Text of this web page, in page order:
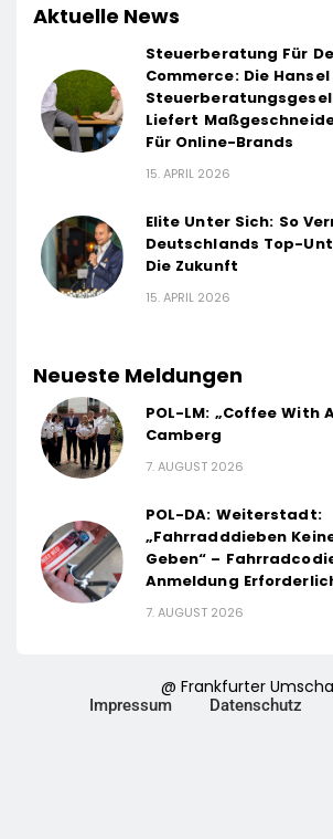
Aktuelle News
Steuerberatung Für
Commerce: Die
Liefert
Für Online-Brands
15. APRIL 2026
Elite Unter Sich: So
Deutschlands Top-
Die Zukunft
15. APRIL 2026
Neueste Meldungen
POL-LM: „Coffee With
Camberg
7. AUGUST 2026
POL-DA: Weiterstadt:
„Fahrradddieben
Geben“ –
Anmeldung
7. AUGUST 2026
@ Frankfurter
Impressum Datenschutz